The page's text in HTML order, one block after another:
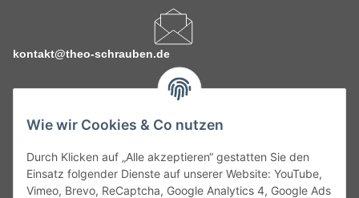
Wie wir Cookies & Co nutzen
Durch Klicken auf „Alle akzeptieren“ gestatten Sie den
Einsatz folgender Dienste auf unserer Website: YouTube,
Vimeo, Brevo, ReCaptcha, Google Analytics 4, Google Ads
kontakt@theo-schrauben.de
Service